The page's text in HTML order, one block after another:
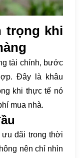
trọng khi
tài chính, bước
Đây là khâu
khi thực tế nó
mua nhà.
đãi trong thời
nên chỉ nhìn